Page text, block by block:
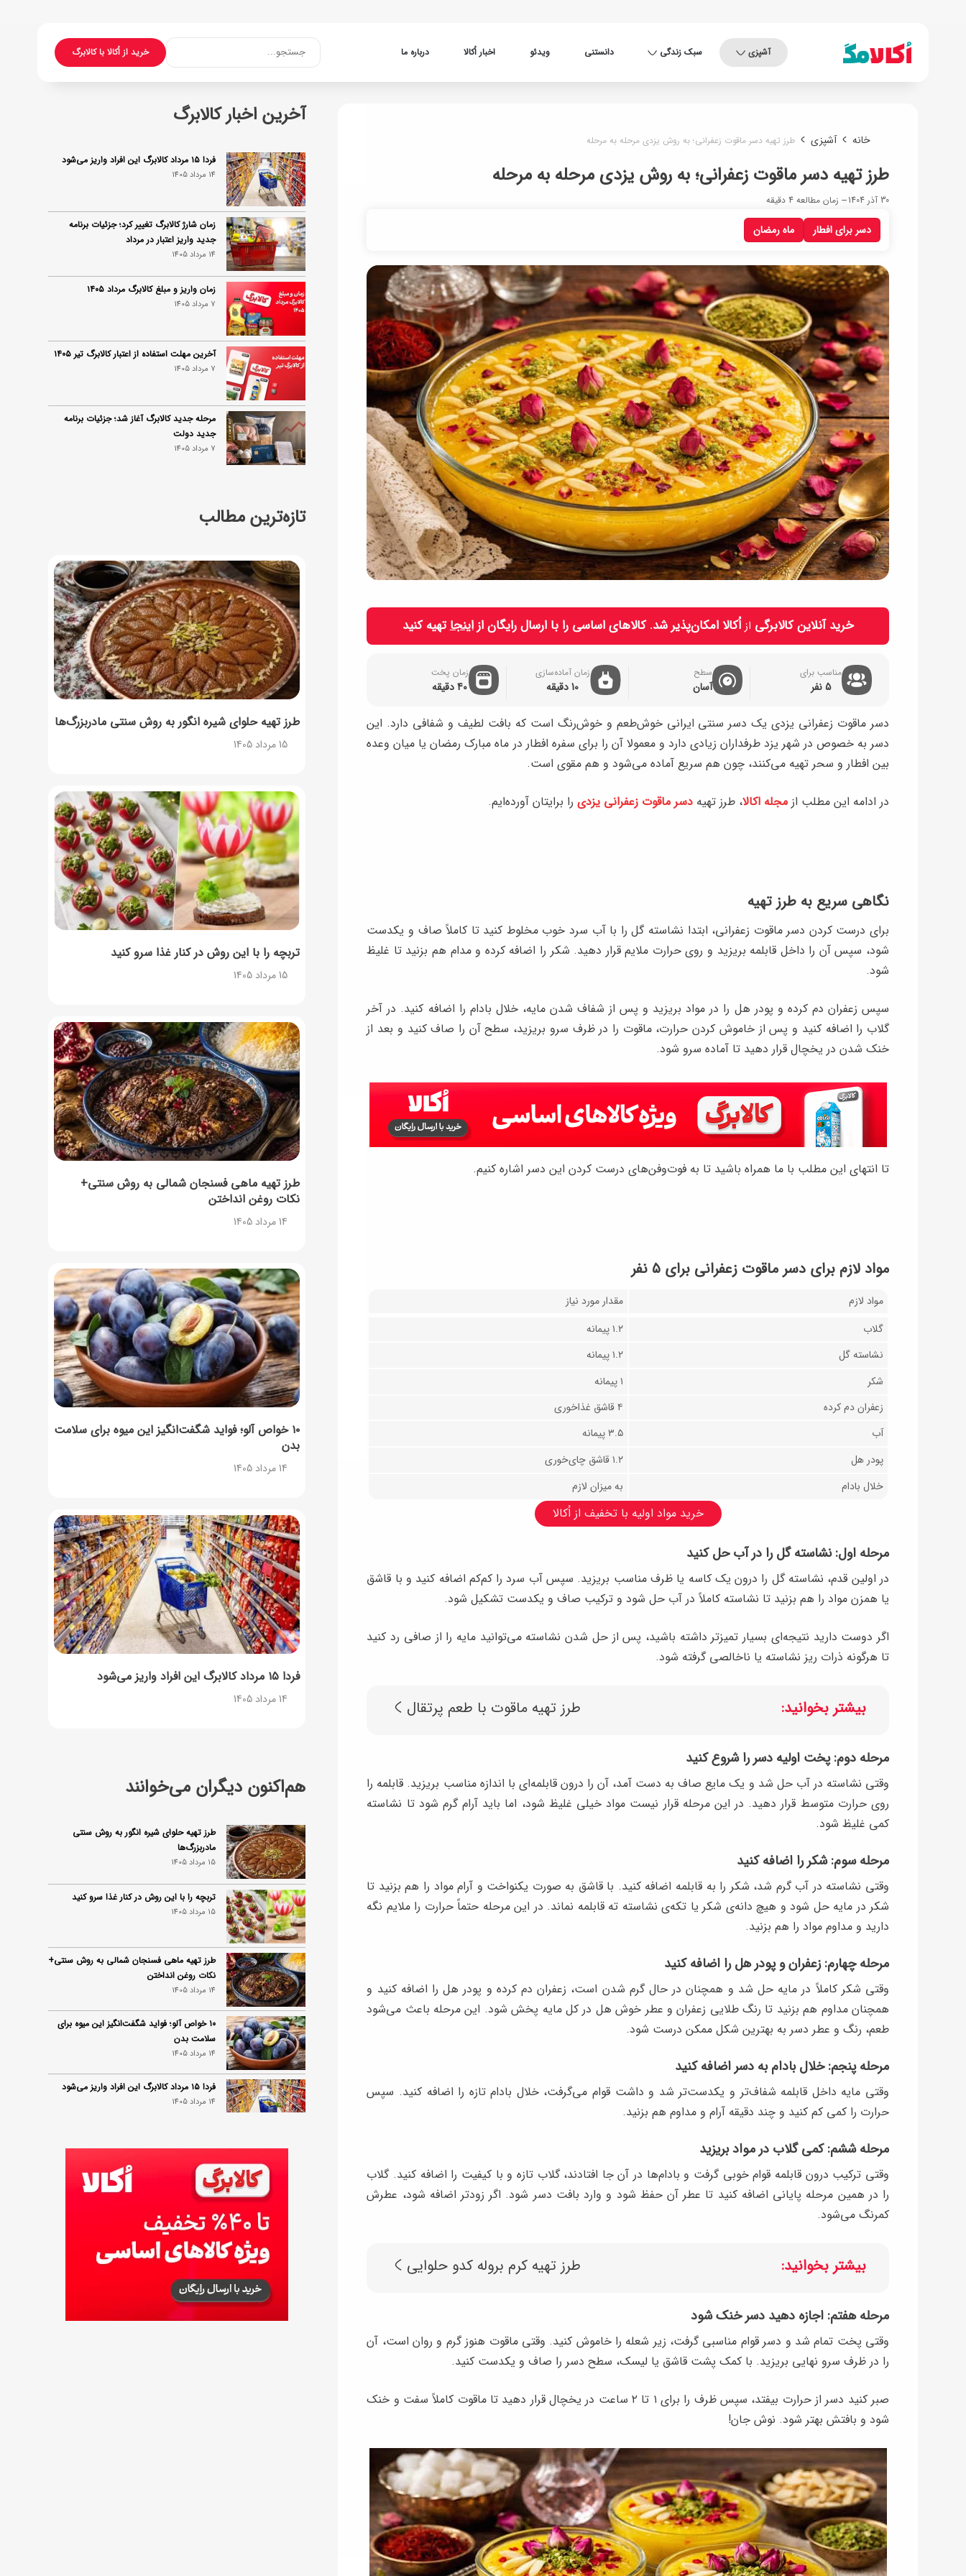
آشپزی سبک زندگی دانستنی ویدئو اخبار اُکالا درباره ما خرید از اُکالا با کالابرگجستجو...
خانه آشپزی طرز تهیه دسر ماقوت زعفرانی؛ به روش یزدی مرحله به مرحله
دسر برای افطار ماه رمضان
طرز تهیه دسر ماقوت زعفرانی؛ به روش یزدی مرحله به مرحله
30 آذر 1404 زمان مطالعه 4 دقیقه
خرید آنلاین کالابرگی ازاُکالا امکان‌پذیر شد. کالاهای اساسی را با ارسال رایگان ازاینجاتهیه کنید
مناسب برای
5 نفر
سطح
آسان
زمان آماده‌سازی
10 دقیقه
زمان پخت
40 دقیقه
دسر ماقوت زعفرانی یزدی یک دسر سنتی ایرانی خوش‌طعم و خوش‌رنگ است که بافت لطیف و شفافی دارد. این
دسر به‌ خصوص در شهر یزد طرفداران زیادی دارد و معمولا آن را برای سفره افطار در ماه مبارک رمضان یا میان ‌وعده
بین افطار و سحر تهیه می‌کنند، چون هم سریع آماده می‌شود و هم مقوی است.
در ادامه این مطلب از مجله اکالا، طرز تهیه دسر ماقوت زعفرانی یزدی را برایتان آورده‌ایم.
نگاهی سریع به طرز تهیه
برای درست کردن دسر ماقوت زعفرانی، ابتدا نشاسته گل را با آب سرد خوب مخلوط کنید تا کاملاً صاف و یکدست
شود، سپس آن را داخل قابلمه بریزید و روی حرارت ملایم قرار دهید. شکر را اضافه کرده و مدام هم بزنید تا غلیظ
شود.
سپس زعفران دم‌ کرده و پودر هل را در مواد بریزید و پس از شفاف شدن مایه، خلال بادام را اضافه کنید. در آخر
گلاب را اضافه کنید و پس از خاموش کردن حرارت، ماقوت را در ظرف سرو بریزید، سطح آن را صاف کنید و بعد از
خنک شدن در یخچال قرار دهید تا آماده سرو شود.
تا انتهای این مطلب با ما همراه باشید تا به فوت‌وفن‌های درست کردن این دسر اشاره کنیم.
مواد لازم برای دسر ماقوت زعفرانی برای ۵ نفر
مواد لازم
مقدار مورد نیاز
گلاب
۱.۲ پیمانه
نشاسته گل
۱.۲ پیمانه
شکر
۱ پیمانه
زعفران دم کرده
۴ قاشق غذاخوری
آب
۳.۵ پیمانه
پودر هل
۱.۲ قاشق چای‌خوری
خلال بادام
به میزان لازم
خرید مواد اولیه با تخفیف از اُکالا
مرحله اول: نشاسته گل را در آب حل کنید
در اولین قدم، نشاسته گل را درون یک کاسه یا ظرف مناسب بریزید. سپس آب سرد را کم‌کم اضافه کنید و با قاشق
یا همزن مواد را هم بزنید تا نشاسته کاملاً در آب حل شود و ترکیب صاف و یکدست تشکیل شود.
اگر دوست دارید نتیجه‌ای بسیار تمیزتر داشته باشید، پس از حل شدن نشاسته می‌توانید مایه را از صافی رد کنید
تا هرگونه ذرات ریز نشاسته یا ناخالصی گرفته شود.
بیشتر بخوانید: طرز تهیه ماقوت با طعم پرتقال
مرحله دوم: پخت اولیه دسر را شروع کنید
وقتی نشاسته در آب حل شد و یک مایع صاف به دست آمد، آن را درون قابلمه‌ای با اندازه مناسب بریزید. قابلمه را
روی حرارت متوسط قرار دهید. در این مرحله قرار نیست مواد خیلی غلیظ شود، اما باید آرام گرم شود تا نشاسته
کمی غلیظ شود.
مرحله سوم: شکر را اضافه کنید
وقتی نشاسته در آب گرم شد، شکر را به قابلمه اضافه کنید. با قاشق به‌ صورت یکنواخت و آرام مواد را هم بزنید تا
شکر در مایه حل شود و هیچ دانه‌ی شکر یا تکه‌ی نشاسته ته قابلمه نماند. در این مرحله حتماً حرارت را ملایم نگه
دارید و مداوم مواد را هم بزنید.
مرحله چهارم: زعفران و پودر هل را اضافه کنید
وقتی شکر کاملاً در مایه حل شد و همچنان در حال گرم شدن است، زعفران دم‌ کرده و پودر هل را اضافه کنید و
همچنان مداوم هم بزنید تا رنگ طلایی زعفران و عطر خوش هل در کل مایه پخش شود. این مرحله باعث می‌شود
طعم، رنگ و عطر دسر به بهترین شکل ممکن درست شود.
مرحله پنجم: خلال بادام به دسر اضافه کنید
وقتی مایه داخل قابلمه شفاف‌تر و یکدست‌تر شد و داشت قوام می‌گرفت، خلال بادام تازه را اضافه کنید. سپس
حرارت را کمی کم کنید و چند دقیقه آرام و مداوم هم بزنید.
مرحله ششم: کمی گلاب در مواد بریزید
وقتی ترکیب درون قابلمه قوام خوبی گرفت و بادام‌ها در آن جا افتادند، گلاب تازه و با کیفیت را اضافه کنید. گلاب
را در همین مرحله پایانی اضافه کنید تا عطر آن حفظ شود و وارد بافت دسر شود. اگر زودتر اضافه شود، عطرش
کمرنگ می‌شود.
بیشتر بخوانید: طرز تهیه کرم بروله کدو حلوایی
مرحله هفتم: اجازه دهید دسر خنک شود
وقتی پخت تمام شد و دسر قوام مناسبی گرفت، زیر شعله را خاموش کنید. وقتی ماقوت هنوز گرم و روان است، آن
را در ظرف سرو نهایی بریزید. با کمک پشت قاشق یا لیسک، سطح دسر را صاف و یکدست کنید.
صبر کنید دسر از حرارت بیفتد، سپس ظرف را برای ۱ تا ۲ ساعت در یخچال قرار دهید تا ماقوت کاملاً سفت و خنک
شود و بافتش بهتر شود. نوش جان!
آخرین اخبار کالابرگ
فردا ۱۵ مرداد کالابرگ این افراد واریز می‌شود
14 مرداد 1405
زمان شارژ کالابرگ تغییر کرد؛ جزئیات برنامه
جدید واریز اعتبار در مرداد
14 مرداد 1405
زمان واریز و مبلغ کالابرگ مرداد ۱۴۰۵
7 مرداد 1405
آخرین مهلت استفاده از اعتبار کالابرگ تیر ۱۴۰۵
7 مرداد 1405
مرحله جدید کالابرگ آغاز شد؛ جزئیات برنامه
جدید دولت
7 مرداد 1405
تازه‌ترین مطالب
طرز تهیه حلوای شیره انگور به روش سنتی مادربزرگ‌ها
15 مرداد 1405
تربچه را با این روش در کنار غذا سرو کنید
15 مرداد 1405
طرز تهیه ماهی فسنجان شمالی به روش سنتی+
نکات روغن انداختن
14 مرداد 1405
۱۰ خواص آلو؛ فواید شگفت‌انگیز این میوه برای سلامت
بدن
14 مرداد 1405
فردا ۱۵ مرداد کالابرگ این افراد واریز می‌شود
14 مرداد 1405
هم‌اکنون دیگران می‌خوانند
طرز تهیه حلوای شیره انگور به روش سنتی
مادربزرگ‌ها
15 مرداد 1405
تربچه را با این روش در کنار غذا سرو کنید
15 مرداد 1405
طرز تهیه ماهی فسنجان شمالی به روش سنتی+
نکات روغن انداختن
14 مرداد 1405
۱۰ خواص آلو؛ فواید شگفت‌انگیز این میوه برای
سلامت بدن
14 مرداد 1405
فردا ۱۵ مرداد کالابرگ این افراد واریز می‌شود
14 مرداد 1405
زمان شارژ کالابرگ تغییر کرد؛ جزئیات برنامه
جدید واریز اعتبار در مرداد
14 مرداد 1405
توصیه‌های مهم برای دفع انواع حشرات در خانه
14 مرداد 1405
طرز تهیه آلبالو شور خانگی؛ خوش‌رنگ و بدون
کپک
14 مرداد 1405